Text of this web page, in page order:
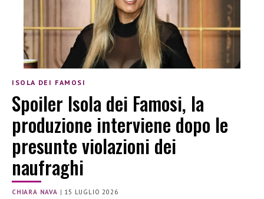
ISOLA DEI FAMOSI
Spoiler Isola dei Famosi, la
produzione interviene dopo le
presunte violazioni dei
naufraghi
CHIARA NAVA | 15 LUGLIO 2026